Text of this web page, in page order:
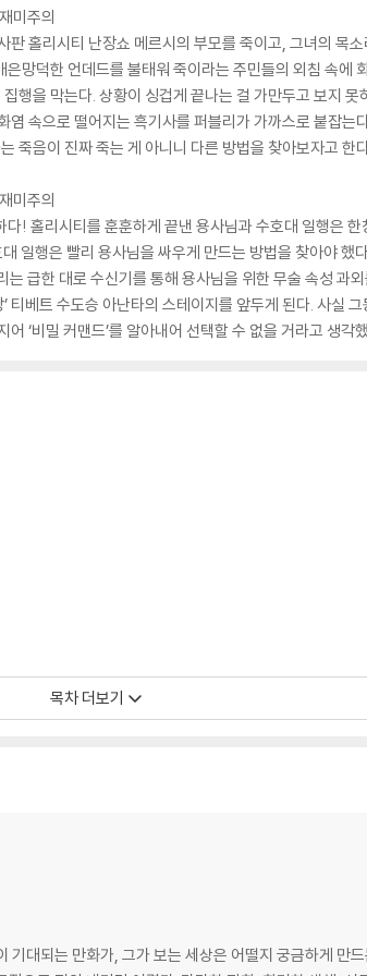
미주의
홀리시티 난장쇼 메르시의 부모를 죽이고, 그녀의 목
망덕한 언데드를 불태워 죽이라는 주민들의 외침 속에
행을 막는다. 상황이 싱겁게 끝나는 걸 가만두고 보지
속으로 떨어지는 흑기사를 퍼블리가 가까스로 붙잡는
죽음이 진짜 죽는 게 아니니 다른 방법을 찾아보자고 한
미주의
! 홀리시티를 훈훈하게 끝낸 용사님과 수호대 일행은
일행은 빨리 용사님을 싸우게 만드는 방법을 찾아야 했
는 급한 대로 수신기를 통해 용사님을 위한 무술 속성 과
티베트 수도승 아난타의 스테이지를 앞두게 된다. 사실
‘비밀 커맨드’를 알아내어 선택할 수 없을 거라고 생각
목차 더보기
기대되는 만화가, 그가 보는 세상은 어떨지 궁금하게 만